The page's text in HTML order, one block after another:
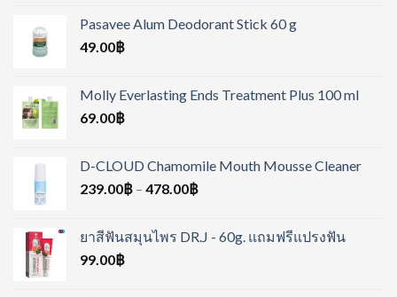
Pasavee Alum Deodorant Stick 60 g
49.00฿
Molly Everlasting Ends Treatment Plus 100 ml
69.00฿
D-CLOUD Chamomile Mouth Mousse Cleaner
239.00฿ – 478.00฿
ยาสีฟันสมุนไพร DR.J - 60g. แถมฟรีแปรงฟัน
99.00฿